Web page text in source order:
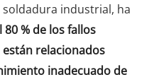
industrial, ha
80 % de los fallos
relacionados
inadecuado de